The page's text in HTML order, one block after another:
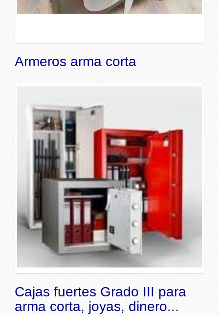
Armeros arma corta
Cajas fuertes Grado III para
arma corta, joyas, dinero...